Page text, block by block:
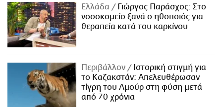
Ελλάδα
Γιώργος Παράσχος: Στο
νοσοκομείο ξανά ο ηθοποιός για
θεραπεία κατά του καρκίνου
Περιβάλλον
Ιστορική στιγμή για
το Καζακστάν: Απελευθέρωσαν
τίγρη του Αμούρ στη φύση μετά
από 70 χρόνια